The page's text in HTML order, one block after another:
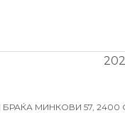
| БРАЌА МИНКОВИ 57, 2400